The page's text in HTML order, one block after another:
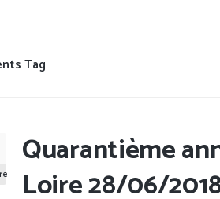
Tag
Quarantième
Loire 28/06/